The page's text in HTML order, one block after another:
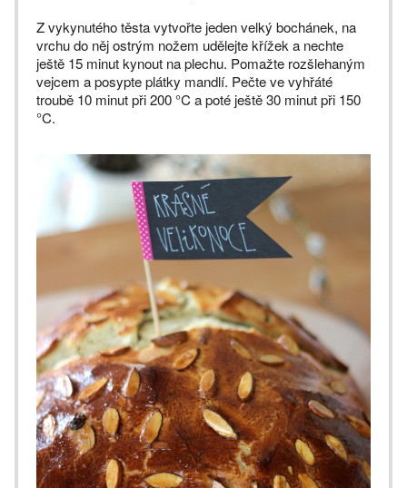
Z vykynutého těsta vytvořte jeden velký bochánek, na
vrchu do něj ostrým nožem udělejte křížek a nechte
ještě 15 minut kynout na plechu. Pomažte rozšlehaným
vejcem a posypte plátky mandlí. Pečte ve vyhřáté
troubě 10 minut při 200 °C a poté ještě 30 minut při 150
°C.